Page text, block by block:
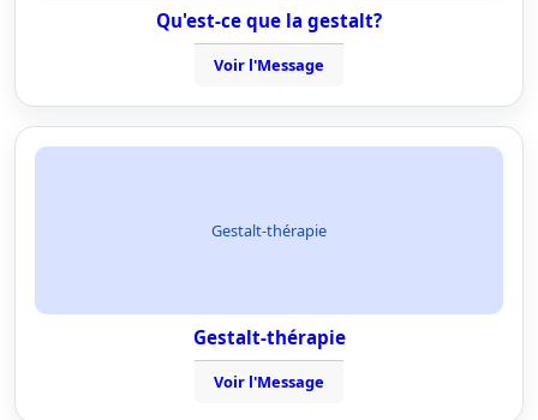
Qu'est-ce que la gestalt?
Voir l'Message
Gestalt-thérapie
Gestalt-thérapie
Voir l'Message